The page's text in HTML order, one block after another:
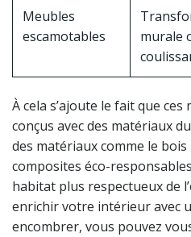
Meubles
escamotables
murale
À cela s’ajoute le fait que
conçus avec des matériaux
des matériaux comme le
composites éco-
habitat plus respectueux de
enrichir votre intérieur avec
encombrer, vous pouvez